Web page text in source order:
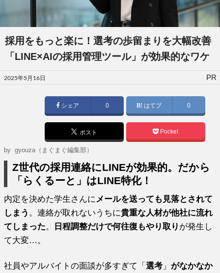
採用をもっと楽に！選考の歩留まりを大幅改善
「LINE×AIの採用管理ツール」が効果的なワケ
投
稿
2025年5月16日 PR
シェア 0 はてブ 0
ポスト Pocket
by gyouza（まぐまぐ編集部）
Z世代の採用連絡にLINEが効果的。だから
「らくるーと」はLINE特化！
内定を決めた学生さんに メールを送っても見落とされて
しまう 。連絡が取れないうちに貴重な人材が他社に流れ
てしまった。 日程調整だけで何往復もやり取り が発生し
て大変…。
社員やアルバイトの面談が多すぎて「選考 」がなかなか